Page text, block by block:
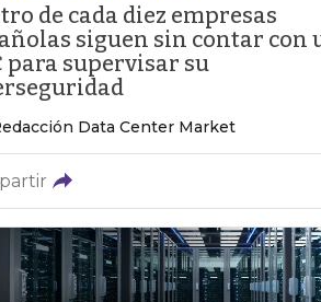
de cada diez empresas
siguen sin contar con
para supervisar su
Data Center Market